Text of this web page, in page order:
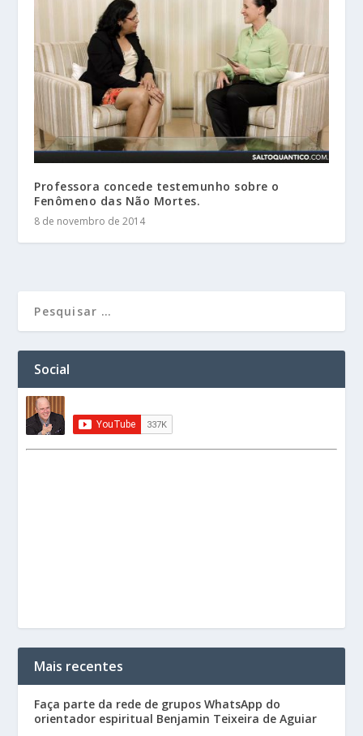
Professora concede testemunho sobre o
Fenômeno das Não Mortes.
8 de novembro de 2014
Social
Mais recentes
Faça parte da rede de grupos WhatsApp do
orientador espiritual Benjamin Teixeira de Aguiar